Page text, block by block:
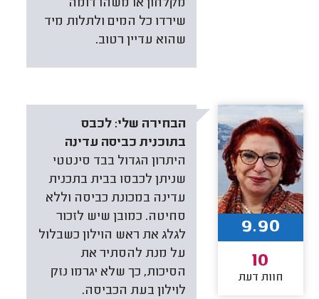
מקלחון או משהו דומה
שירדו כל המים ולתלות מיד
שהוא עדיין רטוב.
הבחירה שלי: לכבס
בתוכנית כביסה עדינה
היתרון הגדול בבד סינטטי
שניתן לכבסו בבית בתכנית
עדינה במכונת כביסה וללא
סחיטה. כמובן שיש לזכור
לגלג את ראש הוילון כשבלול
על מנת להסתיר את
הסיכות, כך שלא יגרמו נזק
לוילון בעת הכביסה.
9.90
10
חוות דעת